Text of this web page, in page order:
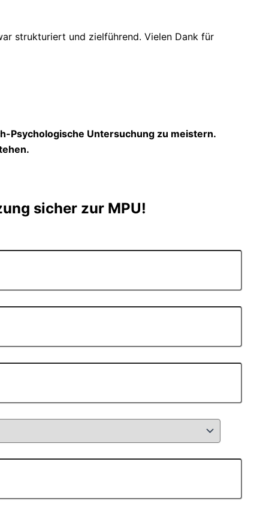
strukturiert und zielführend. Vielen Dank für
Psychologische Untersuchung zu meistern.
sicher zur MPU!